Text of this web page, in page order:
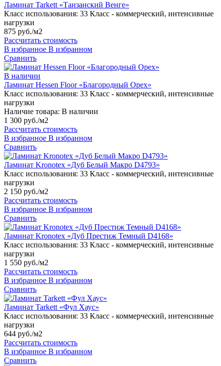
Ламинат Tarkett «Танзанский Венге»
Класс использования: 33 Класс - коммерческий, интенсивные
нагрузки
875 руб./м2
Рассчитать стоимость
В избранное В избранном
Сравнить
В наличии
Ламинат Hessen Floor «Благородный Орех»
Класс использования: 33 Класс - коммерческий, интенсивные
нагрузки
Наличие товара: В наличии
1 300 руб./м2
Рассчитать стоимость
В избранное В избранном
Сравнить
Ламинат Kronotex «Дуб Белый Макро D4793»
Класс использования: 33 Класс - коммерческий, интенсивные
нагрузки
2 150 руб./м2
Рассчитать стоимость
В избранное В избранном
Сравнить
Ламинат Kronotex «Дуб Престиж Темный D4168»
Класс использования: 33 Класс - коммерческий, интенсивные
нагрузки
1 550 руб./м2
Рассчитать стоимость
В избранное В избранном
Сравнить
Ламинат Tarkett «Фул Хаус»
Класс использования: 33 Класс - коммерческий, интенсивные
нагрузки
644 руб./м2
Рассчитать стоимость
В избранное В избранном
Сравнить